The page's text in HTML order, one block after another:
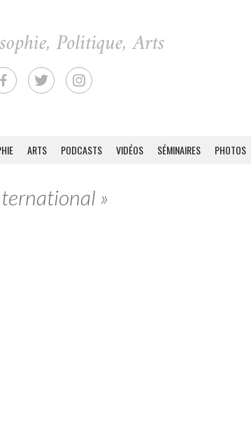
ARTS PODCASTS VIDÉOS SÉMINAIRES PHOTOS
»